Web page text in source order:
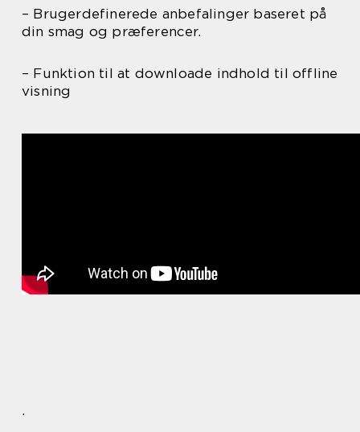
– Brugerdefinerede anbefalinger baseret på
din smag og præferencer.
– Funktion til at downloade indhold til offline
visning
.